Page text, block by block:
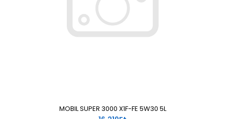
MOBIL SUPER 3000 X1F-FE 5W30 5L